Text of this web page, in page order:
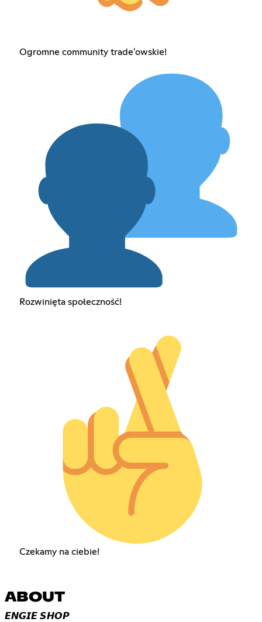
Ogromne community trade'owskie!
Rozwinięta społeczność!
Czekamy na ciebie!
ABOUT
𝙀𝙉𝙂𝙄𝙀 𝙎𝙃𝙊𝙋